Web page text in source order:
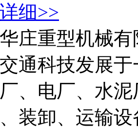
详细>>
重型机械有
通科技发展
、电厂、水
装卸、运输